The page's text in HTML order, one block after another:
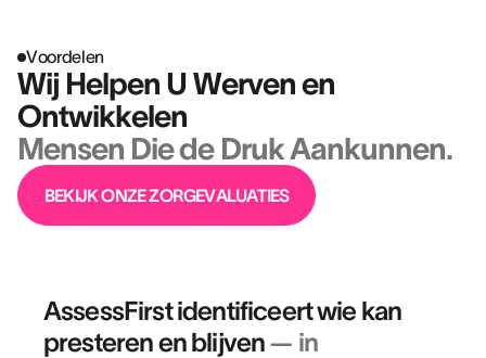
Voordelen
Wij Helpen U Werven en
Ontwikkelen
Mensen Die de Druk Aankunnen.
BEKIJK ONZE ZORGEVALUATIES
AssessFirst identificeert wie kan
presteren en blijven— in